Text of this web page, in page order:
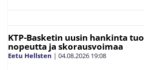
KTP-Basketin uusin hankinta tuo
nopeutta ja skorausvoimaa
Eetu Hellsten | 04.08.2026 19:08